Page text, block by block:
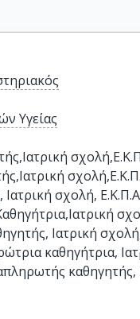
Υγείας
σχολή,
Ιατρική
καθηγήτρια,
καθηγητής,